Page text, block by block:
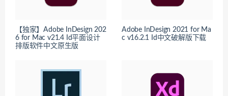
【独家】Adobe InDesign 202
6 for Mac v21.4 Id平面设计
排版软件中文原生版
Adobe InDesign 2021 for Ma
c v16.2.1 Id中文破解版下载